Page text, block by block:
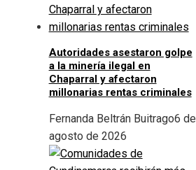
Autoridades asestaron golpe
a la minería ilegal en
Chaparral y afectaron
millonarias rentas criminales
Fernanda Beltrán Buitrago6 de
agosto de 2026